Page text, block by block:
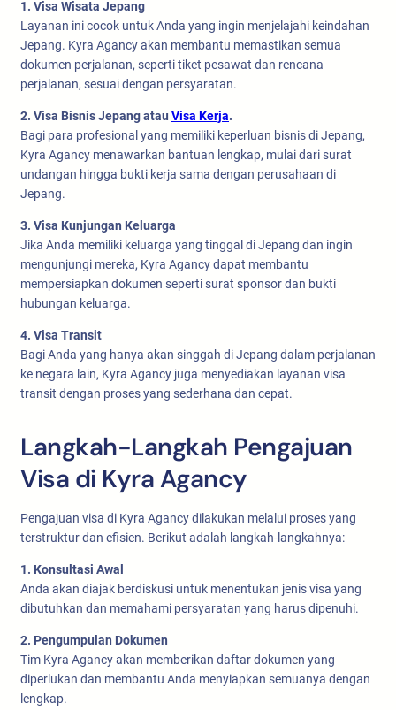
1. Visa Wisata Jepang
Layanan ini cocok untuk Anda yang ingin menjelajahi keindahan
Jepang. Kyra Agancy akan membantu memastikan semua
dokumen perjalanan, seperti tiket pesawat dan rencana
perjalanan, sesuai dengan persyaratan.
2. Visa Bisnis Jepang atau Visa Kerja.
Bagi para profesional yang memiliki keperluan bisnis di Jepang,
Kyra Agancy menawarkan bantuan lengkap, mulai dari surat
undangan hingga bukti kerja sama dengan perusahaan di
Jepang.
3. Visa Kunjungan Keluarga
Jika Anda memiliki keluarga yang tinggal di Jepang dan ingin
mengunjungi mereka, Kyra Agancy dapat membantu
mempersiapkan dokumen seperti surat sponsor dan bukti
hubungan keluarga.
4. Visa Transit
Bagi Anda yang hanya akan singgah di Jepang dalam perjalanan
ke negara lain, Kyra Agancy juga menyediakan layanan visa
transit dengan proses yang sederhana dan cepat.
Langkah-Langkah Pengajuan
Visa di Kyra Agancy
Pengajuan visa di Kyra Agancy dilakukan melalui proses yang
terstruktur dan efisien. Berikut adalah langkah-langkahnya:
1. Konsultasi Awal
Anda akan diajak berdiskusi untuk menentukan jenis visa yang
dibutuhkan dan memahami persyaratan yang harus dipenuhi.
2. Pengumpulan Dokumen
Tim Kyra Agancy akan memberikan daftar dokumen yang
diperlukan dan membantu Anda menyiapkan semuanya dengan
lengkap.